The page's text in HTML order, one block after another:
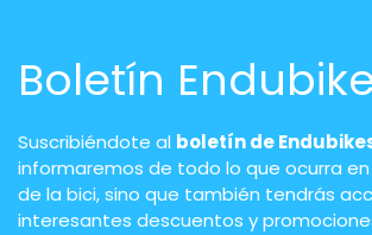
Boletín
Suscribiéndote al boletín de
informaremos de todo lo que ocurra
de la bici, sino que también tendrás
interesantes descuentos y